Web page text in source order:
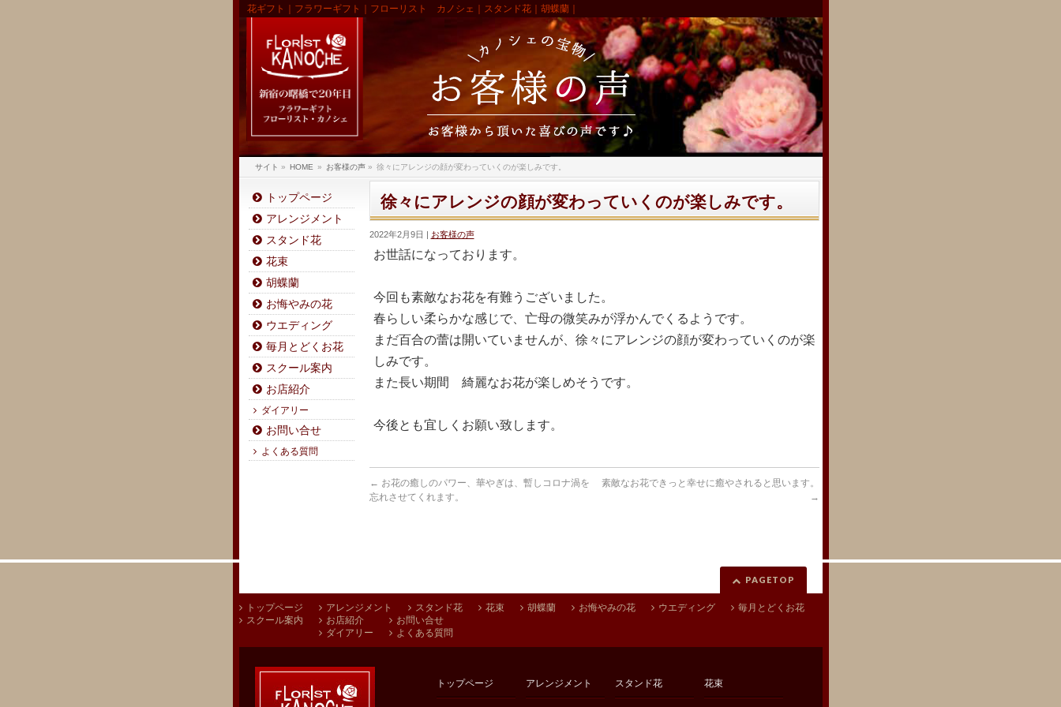
花ギフト｜フラワーギフト｜フローリスト カノシェ｜スタンド花｜胡蝶蘭｜
サイト » HOME » お客様の声» 徐々にアレンジの顔が変わっていくのが楽しみです。
徐々にアレンジの顔が変わっていくのが楽しみです。
2022年2月9日 お客様の声
お世話になっております。
今回も素敵なお花を有難うございました。
春らしい柔らかな感じで、亡母の微笑みが浮かんでくるようです。
まだ百合の蕾は開いていませんが、徐々にアレンジの顔が変わっていくのが楽
しみです。
また長い期間 綺麗なお花が楽しめそうです。
今後とも宜しくお願い致します。
← お花の癒しのパワー、華やぎは、暫しコロナ渦を
忘れさせてくれます。
素敵なお花できっと幸せに癒やされると思います。
→
トップページ
アレンジメント
スタンド花
花束
胡蝶蘭
お悔やみの花
ウエディング
毎月とどくお花
スクール案内
お店紹介
ダイアリー
お問い合せ
よくある質問
PAGETOP
トップページ アレンジメント スタンド花 花束 胡蝶蘭 お悔やみの花 ウエディング
毎月とどくお花
スクール案内
お店紹介
ダイアリー
お問い合せ
よくある質問
トップページ アレンジメント スタンド花 花束